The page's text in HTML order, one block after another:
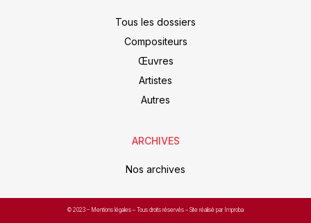
Tous les dossiers
Compositeurs
Œuvres
Artistes
Autres
ARCHIVES
Nos archives
© 2023 – Mentions légales – Tous droits réservés – Site réalisé par Improba